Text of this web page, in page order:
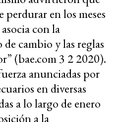
perdurar en los meses
con la
cambio y las reglas
(bae.com 3 2 2020).
anunciadas por
en diversas
a lo largo de enero
a la